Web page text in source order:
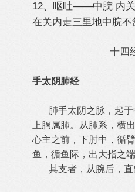
12、呕吐——中脘 内关
在关内走三里地中脘不
十四
手太阴肺经
肺手太阴之脉，起于
上膈属肺。从肺系，横
心主之前，下肘中，循
鱼，循鱼际，出大指之端
其支者，从腕后，直